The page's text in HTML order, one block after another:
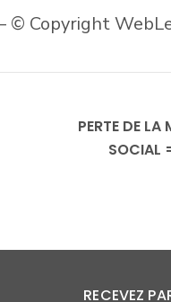
© Copyright
PERTE DE
SOCIAL
RECEVEZ